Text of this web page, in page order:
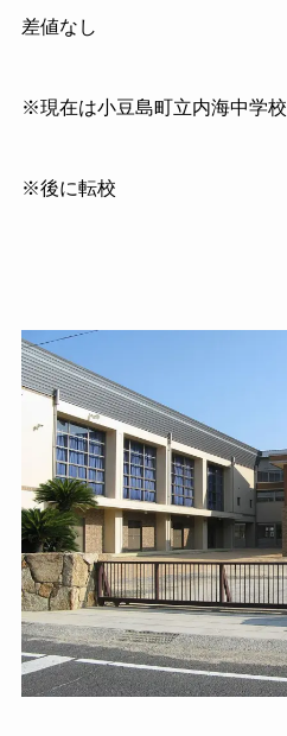
差値なし
※現在は小豆島町立内海中学校
※後に転校